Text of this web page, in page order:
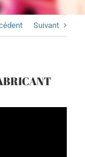
Suivant